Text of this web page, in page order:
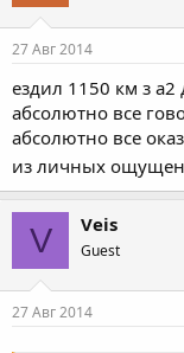
27 Авг 2014
ездил 1150 км з а2
абсолютно все
абсолютно все
из личных
V Veis
Guest
27 Авг 2014